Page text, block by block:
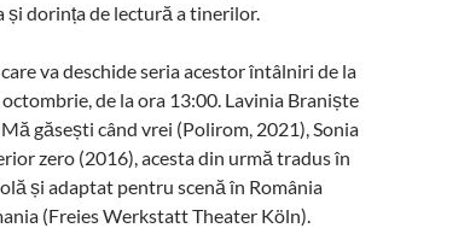
dorința de lectură a tinerilor.
va deschide seria acestor întâlniri de la
de la ora 13:00. Lavinia Braniște
găsești când vrei (Polirom, 2021), Sonia
zero (2016), acesta din urmă tradus în
și adaptat pentru scenă în România
(Freies Werkstatt Theater Köln).